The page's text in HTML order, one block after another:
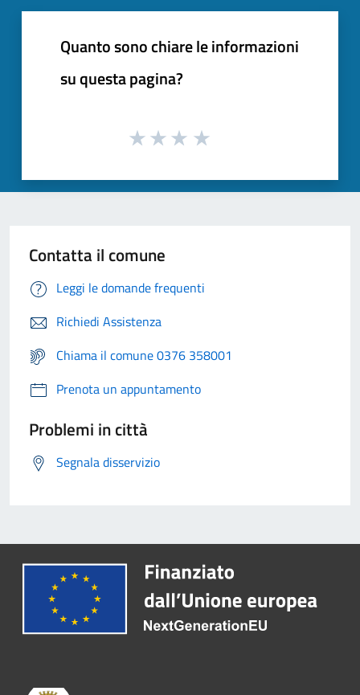
Quanto sono chiare le informazioni
su questa pagina?
Contatta il comune
Leggi le domande frequenti
Richiedi Assistenza
Chiama il comune 0376 358001
Prenota un appuntamento
Problemi in città
Segnala disservizio